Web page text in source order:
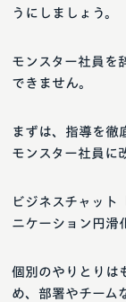
うにしましょう。
モンスター社員を
できません。
まずは、指導を徹
モンスター社員に
ビジネスチャット
ニケーション円滑
個別のやりとりは
め、部署やチーム